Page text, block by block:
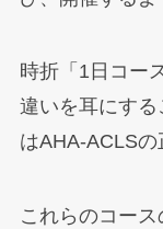
時折「1日コー
違いを耳にす
はAHA-ACLSの
これらのコース